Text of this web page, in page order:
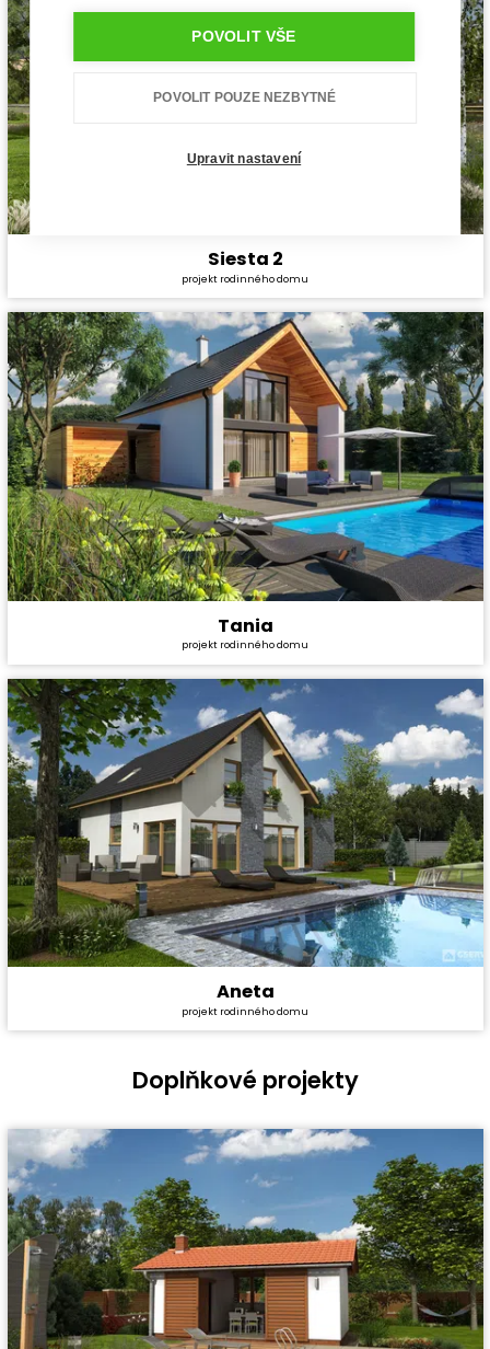
Dispozice:
5+1
Užitná plocha:
130,06 m²
Siesta 2
projekt rodinného domu
Dispozice:
5+1
Užitná plocha:
180,34 m²
Tania
projekt rodinného domu
Dispozice:
5+1
Aneta
projekt rodinného domu
Doplňkové projekty
POVOLIT VŠE
POVOLIT POUZE NEZBYTNÉ
Upravit nastavení